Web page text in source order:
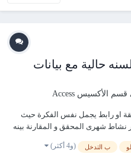
حالية مع بيانات
قسم الأكسيس Access
او رابط يجمل نفس الفكرة حيث
نشاط شهرى المحقق و المقارنة بينه
ب التدخل (و4 أكثر)